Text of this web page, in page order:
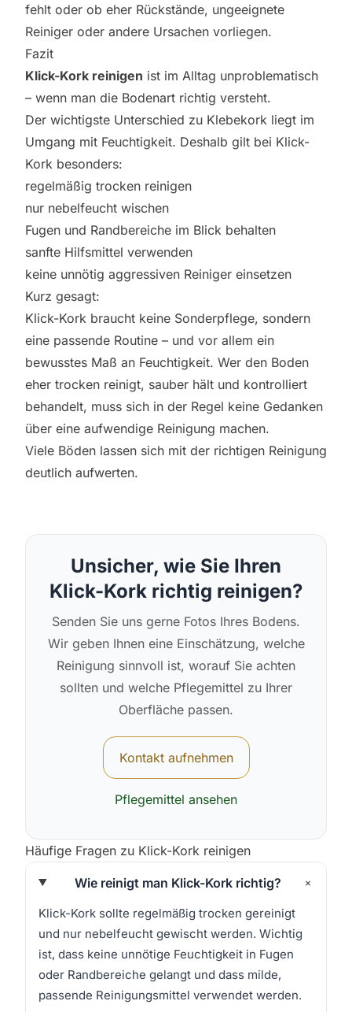
fehlt oder ob eher Rückstände, ungeeignete
Reiniger oder andere Ursachen vorliegen.
Fazit
Klick-Kork reinigen ist im Alltag unproblematisch
– wenn man die Bodenart richtig versteht.
Der wichtigste Unterschied zu Klebekork liegt im
Umgang mit Feuchtigkeit. Deshalb gilt bei Klick-
Kork besonders:
regelmäßig trocken reinigen
nur nebelfeucht wischen
Fugen und Randbereiche im Blick behalten
sanfte Hilfsmittel verwenden
keine unnötig aggressiven Reiniger einsetzen
Kurz gesagt:
Klick-Kork braucht keine Sonderpflege, sondern
eine passende Routine – und vor allem ein
bewusstes Maß an Feuchtigkeit. Wer den Boden
eher trocken reinigt, sauber hält und kontrolliert
behandelt, muss sich in der Regel keine Gedanken
über eine aufwendige Reinigung machen.
Viele Böden lassen sich mit der richtigen Reinigung
deutlich aufwerten.
Unsicher, wie Sie Ihren
Klick-Kork richtig reinigen?
Senden Sie uns gerne Fotos Ihres Bodens.
Wir geben Ihnen eine Einschätzung, welche
Reinigung sinnvoll ist, worauf Sie achten
sollten und welche Pflegemittel zu Ihrer
Oberfläche passen.
Kontakt aufnehmen
Pflegemittel ansehen
Häufige Fragen zu Klick-Kork reinigen
Wie reinigt man Klick-Kork richtig? +
Klick-Kork sollte regelmäßig trocken gereinigt
und nur nebelfeucht gewischt werden. Wichtig
ist, dass keine unnötige Feuchtigkeit in Fugen
oder Randbereiche gelangt und dass milde,
passende Reinigungsmittel verwendet werden.